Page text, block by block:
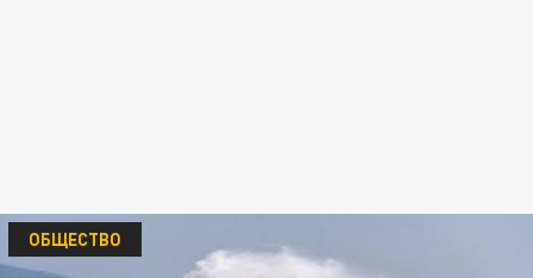
ОБЩЕСТВО